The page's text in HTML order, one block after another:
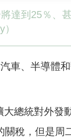
達到25％、
車、半導體
總統對外發
稅，但是周